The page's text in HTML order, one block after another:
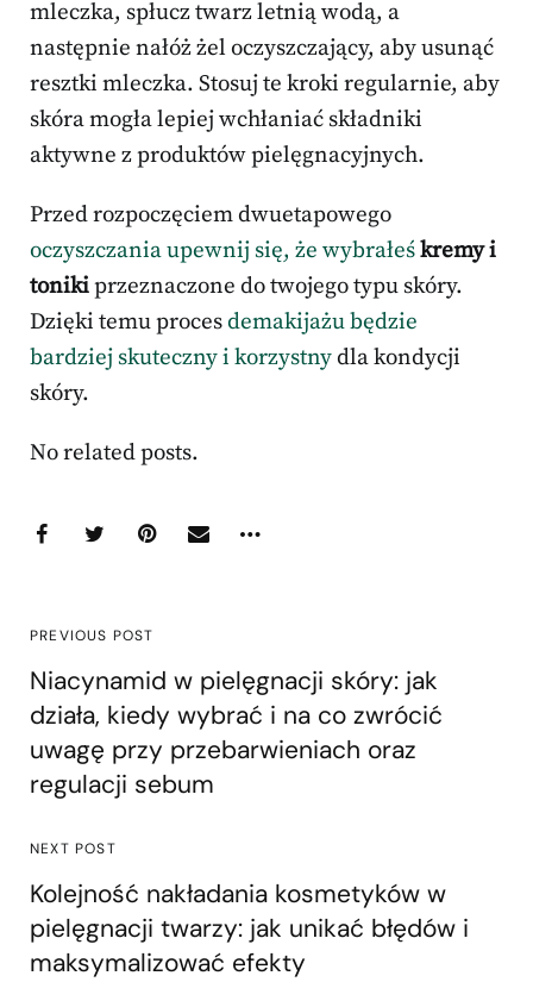
mleczka, spłucz twarz letnią wodą, a
następnie nałóż żel oczyszczający, aby usunąć
resztki mleczka. Stosuj te kroki regularnie, aby
skóra mogła lepiej wchłaniać składniki
aktywne z produktów pielęgnacyjnych.
Przed rozpoczęciem dwuetapowego
oczyszczania upewnij się, że wybrałeśkremy i
tonikiprzeznaczone do twojego typu skóry.
Dzięki temu procesdemakijażu będzie
bardziej skuteczny i korzystnydla kondycji
skóry.
No related posts.
PREVIOUS POST
Niacynamid w pielęgnacji skóry: jak
działa, kiedy wybrać i na co zwrócić
uwagę przy przebarwieniach oraz
regulacji sebum
NEXT POST
Kolejność nakładania kosmetyków w
pielęgnacji twarzy: jak unikać błędów i
maksymalizować efekty